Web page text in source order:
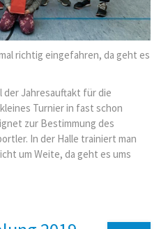
richtig eingefahren, da geht es
Jahresauftakt für die
Turnier in fast schon
zur Bestimmung des
In der Halle trainiert man
um Weite, da geht es ums